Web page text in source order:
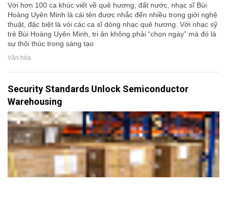
Với hơn 100 ca khúc viết về quê hương, đất nước, nhạc sĩ Bùi
Hoàng Uyên Minh là cái tên được nhắc đến nhiều trong giới nghệ
thuật, đặc biệt là vói các ca sĩ dòng nhạc quê hương. Với nhạc sỹ
trẻ Bùi Hoàng Uyên Minh, tri ân không phải “chọn ngày” mà đó là
sự thôi thúc trong sáng tạo
Văn hóa
Security Standards Unlock Semiconductor
Warehousing